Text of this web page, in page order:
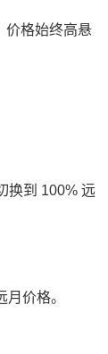
价格始终高悬
换到 100% 远
价格。